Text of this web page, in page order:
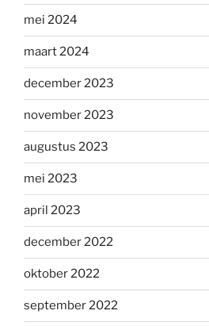
mei 2024
maart 2024
december 2023
november 2023
augustus 2023
mei 2023
april 2023
december 2022
oktober 2022
september 2022